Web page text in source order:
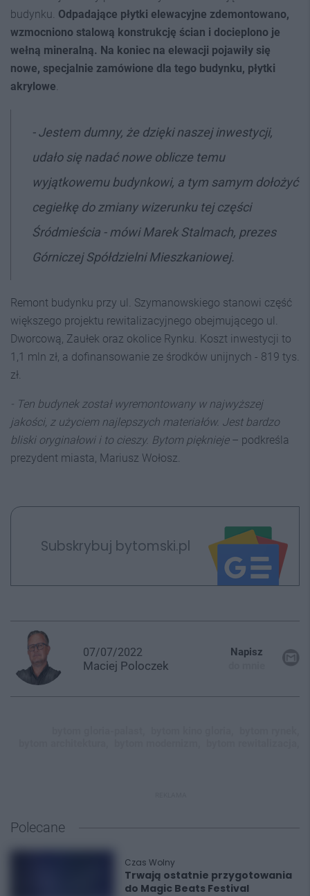
budynku. Odpadające płytki elewacyjne zdemontowano,
wzmocniono stalową konstrukcję ścian i docieplono je
wełną mineralną. Na koniec na elewacji pojawiły się
nowe, specjalnie zamówione dla tego budynku, płytki
akrylowe.
- Jestem dumny, że dzięki naszej inwestycji,
udało się nadać nowe oblicze temu
wyjątkowemu budynkowi, a tym samym dołożyć
cegiełkę do zmiany wizerunku tej części
Śródmieścia - mówi Marek Stalmach, prezes
Górniczej Spółdzielni Mieszkaniowej.
Remont budynku przy ul. Szymanowskiego stanowi część
większego projektu rewitalizacyjnego obejmującego ul.
Dworcową, Zaułek oraz okolice Rynku. Koszt inwestycji to
1,1 mln zł, a dofinansowanie ze środków unijnych - 819 tys.
zł.
- Ten budynek został wyremontowany w najwyższej
jakości, z użyciem najlepszych materiałów. Jest bardzo
bliski oryginałowi i to cieszy. Bytom pięknieje– podkreśla
prezydent miasta, Mariusz Wołosz.
Subskrybuj bytomski.pl
07/07/2022
Maciej Poloczek
Napisz
Polecane
Czas Wolny
Trwają ostatnie przygotowania
do Magic Beats Festival